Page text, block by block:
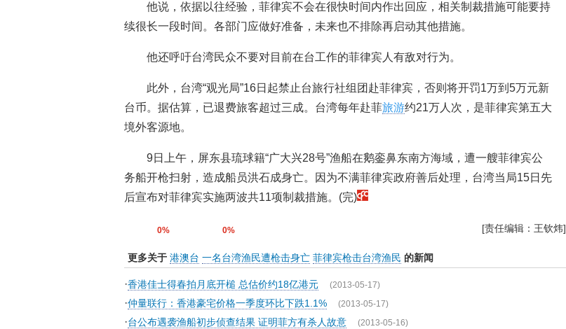
他说，依据以往经验，菲律宾不会在很快时间内作出回应，相关制裁措施可能要持
续很长一段时间。各部门应做好准备，未来也不排除再启动其他措施。
他还呼吁台湾民众不要对目前在台工作的菲律宾人有敌对行为。
此外，台湾“观光局”16日起禁止台旅行社组团赴菲律宾，否则将开罚1万到5万元新
台币。据估算，已退费旅客超过三成。台湾每年赴菲旅游约21万人次，是菲律宾第五大
境外客源地。
9日上午，屏东县琉球籍“广大兴28号”渔船在鹅銮鼻东南方海域，遭一艘菲律宾公
务船开枪扫射，造成船员洪石成身亡。因为不满菲律宾政府善后处理，台湾当局15日先
后宣布对菲律宾实施两波共11项制裁措施。(完)
0% 0% [责任编辑：王钦炜]
更多关于 港澳台 一名台湾渔民遭枪击身亡 菲律宾枪击台湾渔民 的新闻
·香港佳士得春拍月底开槌 总估价约18亿港元 (2013-05-17)
·仲量联行：香港豪宅价格一季度环比下跌1.1% (2013-05-17)
·台公布遇袭渔船初步侦查结果 证明菲方有杀人故意 (2013-05-16)